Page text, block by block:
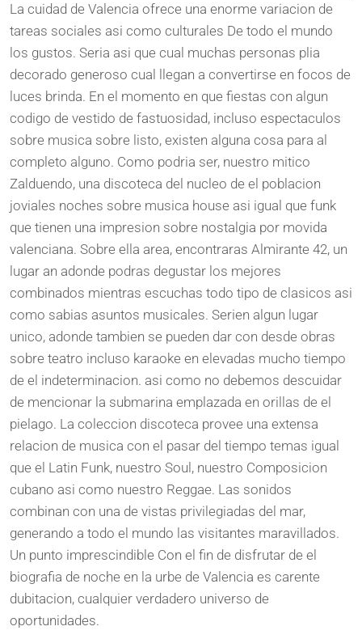
La cuidad de Valencia ofrece una enorme variacion de
tareas sociales asi como culturales De todo el mundo
los gustos. Seria asi que cual muchas personas plia
decorado generoso cual llegan a convertirse en focos de
luces brinda. En el momento en que fiestas con algun
codigo de vestido de fastuosidad, incluso espectaculos
sobre musica sobre listo, existen alguna cosa para al
completo alguno. Como podria ser, nuestro mitico
Zalduendo, una discoteca del nucleo de el poblacion
joviales noches sobre musica house asi igual que funk
que tienen una impresion sobre nostalgia por movida
valenciana. Sobre ella area, encontraras Almirante 42, un
lugar an adonde podras degustar los mejores
combinados mientras escuchas todo tipo de clasicos asi
como sabias asuntos musicales. Serien algun lugar
unico, adonde tambien se pueden dar con desde obras
sobre teatro incluso karaoke en elevadas mucho tiempo
de el indeterminacion. asi como no debemos descuidar
de mencionar la submarina emplazada en orillas de el
pielago. La coleccion discoteca provee una extensa
relacion de musica con el pasar del tiempo temas igual
que el Latin Funk, nuestro Soul, nuestro Composicion
cubano asi como nuestro Reggae. Las sonidos
combinan con una de vistas privilegiadas del mar,
generando a todo el mundo las visitantes maravillados.
Un punto imprescindible Con el fin de disfrutar de el
biografia de noche en la urbe de Valencia es carente
dubitacion, cualquier verdadero universo de
oportunidades.